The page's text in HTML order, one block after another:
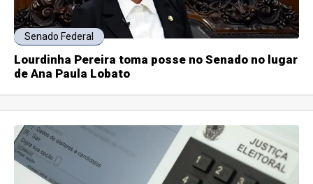
Senado Federal
Lourdinha Pereira toma posse no Senado no lugar
de Ana Paula Lobato